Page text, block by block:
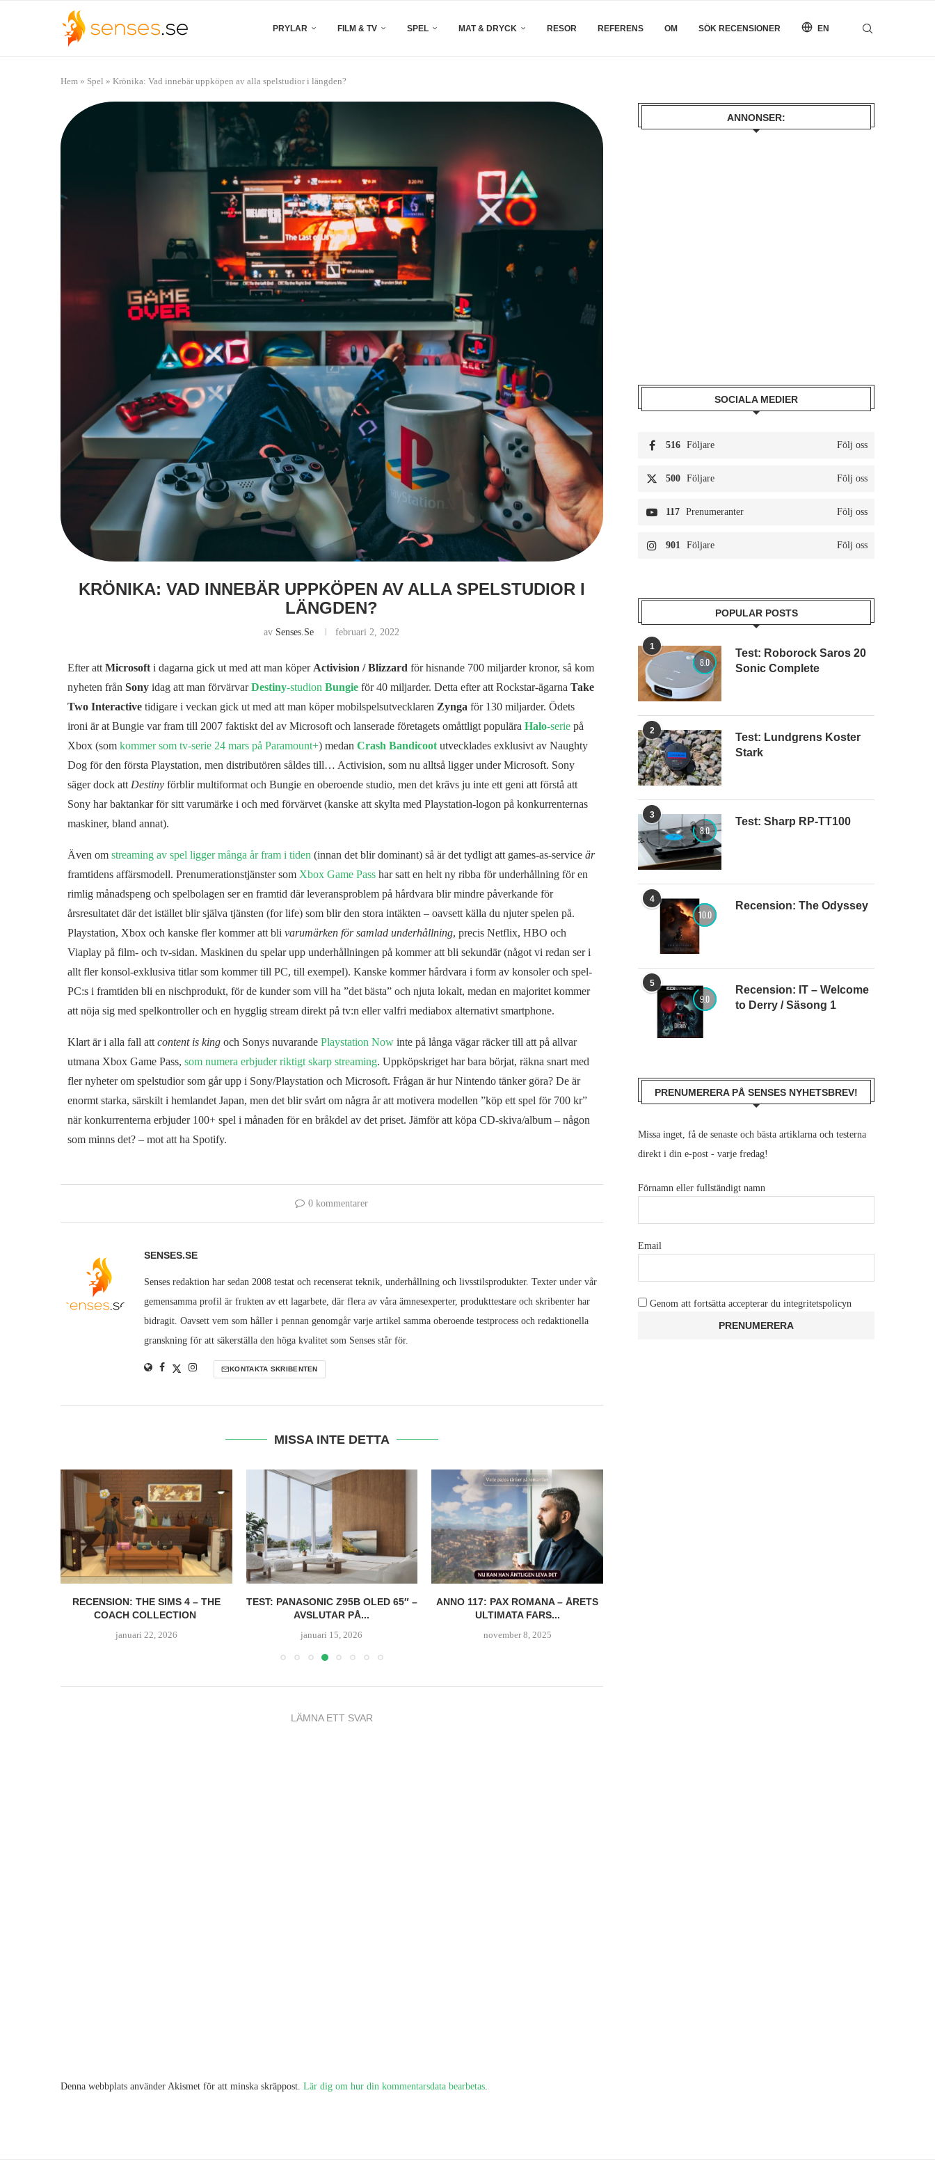
PRYLAR FILM & TV SPEL MAT & DRYCK RESOR REFERENS OM SÖK RECENSIONER EN
Hem » Spel » Krönika: Vad innebär uppköpen av alla spelstudior i längden?
KRÖNIKA: VAD INNEBÄR UPPKÖPEN AV ALLA SPELSTUDIOR I
LÄNGDEN?
av Senses.se februari 2, 2022
Efter att Microsofti dagarna gick ut med att man köper Activision / Blizzard för hisnande 700 miljarder kronor, så kom
nyheten från Sonyidag att man förvärvarDestiny-studion Bungieför 40 miljarder. Detta efter att Rockstar-ägarna Take
Two Interactivetidigare i veckan gick ut med att man köper mobilspelsutvecklaren Zynga för 130 miljarder. Ödets
ironi är at Bungie var fram till 2007 faktiskt del av Microsoft och lanserade företagets omåttligt populära Halo-seriepå
Xbox (som kommer som tv-serie 24 mars på Paramount+) medan Crash Bandicootutvecklades exklusivt av Naughty
Dog för den första Playstation, men distributören såldes till… Activision, som nu alltså ligger under Microsoft. Sony
säger dock att Destinyförblir multiformat och Bungie en oberoende studio, men det krävs ju inte ett geni att förstå att
Sony har baktankar för sitt varumärke i och med förvärvet (kanske att skylta med Playstation-logon på konkurrenternas
maskiner, bland annat).
Även om streaming av spel ligger många år fram i tiden (innan det blir dominant) så är det tydligt att games-as-service är
framtidens affärsmodell. Prenumerationstjänster som Xbox Game Passhar satt en helt ny ribba för underhållning för en
rimlig månadspeng och spelbolagen ser en framtid där leveransproblem på hårdvara blir mindre påverkande för
årsresultatet där det istället blir själva tjänsten (for life) som blir den stora intäkten – oavsett källa du njuter spelen på.
Playstation, Xbox och kanske fler kommer att bli varumärken för samlad underhållning, precis Netflix, HBO och
Viaplay på film- och tv-sidan. Maskinen du spelar upp underhållningen på kommer att bli sekundär (något vi redan ser i
allt fler konsol-exklusiva titlar som kommer till PC, till exempel). Kanske kommer hårdvara i form av konsoler och spel-
PC:s i framtiden bli en nischprodukt, för de kunder som vill ha ”det bästa” och njuta lokalt, medan en majoritet kommer
att nöja sig med spelkontroller och en hygglig stream direkt på tv:n eller valfri mediabox alternativt smartphone.
Klart är i alla fall att content is kingoch Sonys nuvarande Playstation Nowinte på långa vägar räcker till att på allvar
utmana Xbox Game Pass, som numera erbjuder riktigt skarp streaming. Uppköpskriget har bara börjat, räkna snart med
fler nyheter om spelstudior som går upp i Sony/Playstation och Microsoft. Frågan är hur Nintendo tänker göra? De är
enormt starka, särskilt i hemlandet Japan, men det blir svårt om några år att motivera modellen ”köp ett spel för 700 kr”
när konkurrenterna erbjuder 100+ spel i månaden för en bråkdel av det priset. Jämför att köpa CD-skiva/album – någon
som minns det? – mot att ha Spotify.
0 kommentarer
SENSES.SE
Senses redaktion har sedan 2008 testat och recenserat teknik, underhållning och livsstilsprodukter. Texter under vår
gemensamma profil är frukten av ett lagarbete, där flera av våra ämnesexperter, produkttestare och skribenter har
bidragit. Oavsett vem som håller i pennan genomgår varje artikel samma oberoende testprocess och redaktionella
granskning för att säkerställa den höga kvalitet som Senses står för.
KONTAKTA SKRIBENTEN
MISSA INTE DETTA
RECENSION: THE SIMS 4 – THE
COACH COLLECTION
januari 22, 2026
TEST: PANASONIC Z95B OLED 65″ –
AVSLUTAR PÅ...
januari 15, 2026
ANNO 117: PAX ROMANA – ÅRETS
ULTIMATA FARS...
november 8, 2025
LÄMNA ETT SVAR
Denna webbplats använder Akismet för att minska skräppost. Lär dig om hur din kommentarsdata bearbetas
ANNONSER:
SOCIALA MEDIER
516 Följare Följ oss
500 Följare Följ oss
117 Prenumeranter Följ oss
901 Följare Följ oss
POPULAR POSTS
1
8.0
Test: Roborock Saros 20
Sonic Complete
2
Test: Lundgrens Koster
Stark
3
8.0
Test: Sharp RP-TT100
4
10.0
Recension: The Odyssey
5
9.0
Recension: IT – Welcome
to Derry / Säsong 1
PRENUMERERA PÅ SENSES NYHETSBREV!
Missa inget, få de senaste och bästa artiklarna och testerna
direkt i din e-post - varje fredag!
Förnamn eller fullständigt namn
Email
Genom att fortsätta accepterar du integritetspolicyn